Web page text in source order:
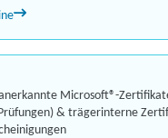
Microsoft®-
& trägerinterne